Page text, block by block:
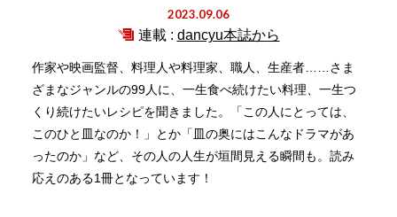
2023.09.06
連載 : dancyu本誌から
作家や映画監督、料理人や料理家、職人、生産者……さま
ざまなジャンルの99人に、一生食べ続けたい料理、一生つ
くり続けたいレシピを聞きました。「この人にとっては、
このひと皿なのか！」とか「皿の奥にはこんなドラマがあ
ったのか」など、その人の人生が垣間見える瞬間も。読み
応えのある1冊となっています！